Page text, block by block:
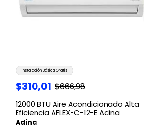
Instalación Básica Gratis
$310,01 $666,98
12000 BTU Aire Acondicionado Alta
Eficiencia AFLEX-C-12-E Adina
Adina